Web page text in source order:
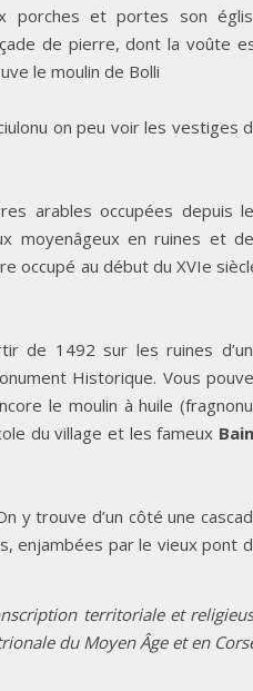
porches et portes son
de pierre, dont la voûte
le moulin de Bolli
on peu voir les vestiges
arables occupées depuis
moyenâgeux en ruines et
occupé au début du XVIe
de 1492 sur les ruines
Historique. Vous
le moulin à huile
du village et les fameux
y trouve d’un côté une
enjambées par le vieux pont
territoriale et
du Moyen Âge et en